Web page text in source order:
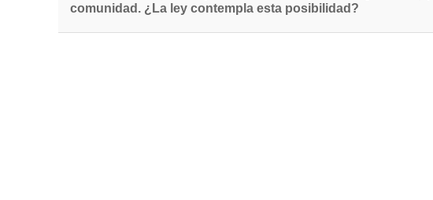
comunidad. ¿La ley contempla esta posibilidad?